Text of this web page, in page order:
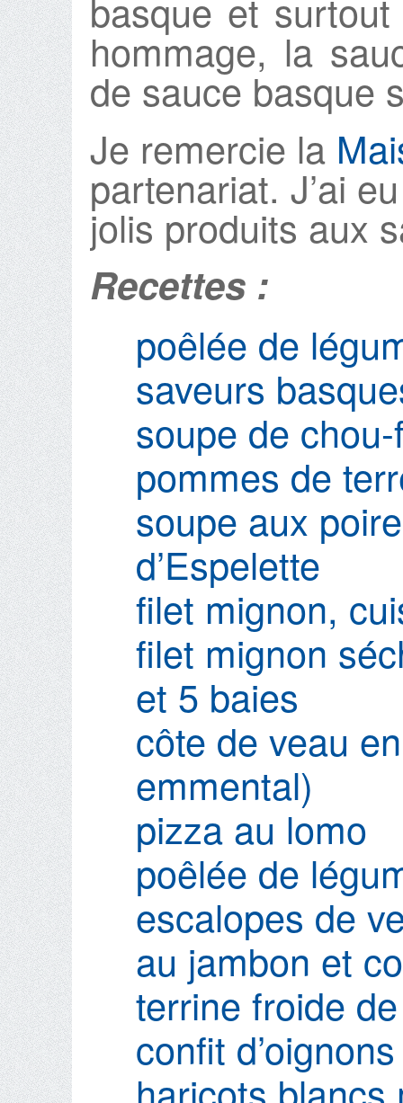
basque et
hommage, la
de sauce basque
Je remercie la
partenariat. J’ai
jolis produits aux
Recettes :
poêlée de
saveurs
soupe de
pommes de
soupe aux
d’Espelette
filet mignon,
filet mignon
et 5 baies
côte de veau
emmental)
pizza au lomo
poêlée de
escalopes de
au jambon et
terrine froide
confit
haricots